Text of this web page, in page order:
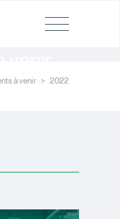
à venir
2022